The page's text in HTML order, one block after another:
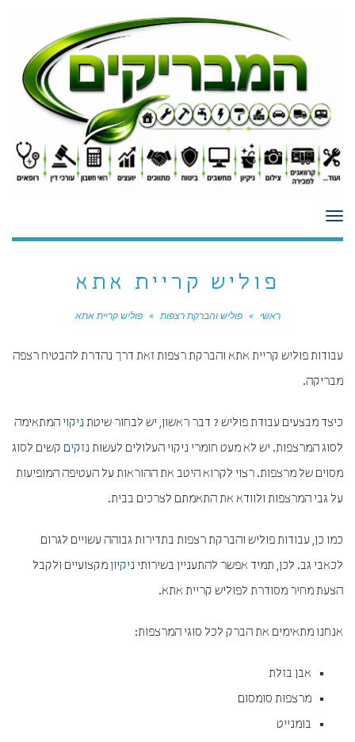
תפריט
פוליש קריית אתא
ראשי » פוליש והברקת רצפות » פוליש קריית אתא
עבודות פוליש קריית אתא והברקת רצפות זאת דרך נהדרת להבטיח רצפה
מבריקה.
כיצד מבצעים עבודת פוליש ? דבר ראשון, יש לבחור שיטת ניקוי המתאימה
לסוג המרצפות. יש לא מעט חומרי ניקוי העלולים לעשות נזקים קשים לסוג
מסוים של מרצפות. רצוי לקרוא היטב את ההוראות על העטיפה המופיעות
על גבי המרצפות ולוודא את התאמתם לצרכים בבית.
כמו כן, עבודות פוליש והברקת רצפות בתדירות גבוהה עשויים לגרום
לכאבי גב. לכן, תמיד אפשר להתעניין בשירותי ניקיון מקצועיים ולקבל
הצעת מחיר מסודרת לפוליש קריית אתא.
אנחנו מתאימים את הברק לכל סוגי המרצפות:
אבן בזלת
מרצפות סומסום
בומנייט